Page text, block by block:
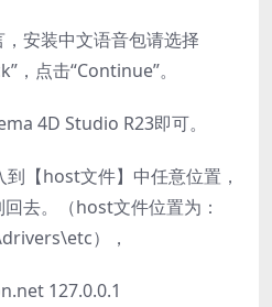
安装中文语音包请选择
，点击“Continue”。
4D Studio R23即可。
【host文件】中任意位置，
去。（host文件位置为：
），
127.0.0.1